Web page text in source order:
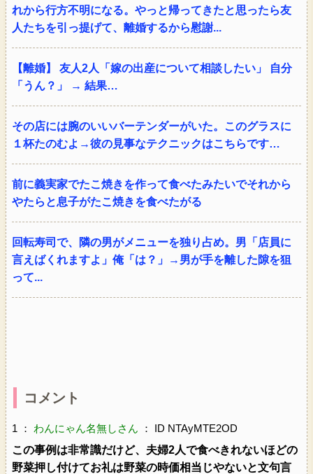
れから行方不明になる。やっと帰ってきたと思ったら友
人たちを引っ提げて、離婚するから慰謝...
【離婚】 友人2人「嫁の出産について相談したい」 自分
「うん？」 → 結果…
その店には腕のいいバーテンダーがいた。このグラスに
１杯たのむよ→彼の見事なテクニックはこちらです…
前に義実家でたこ焼きを作って食べたみたいでそれから
やたらと息子がたこ焼きを食べたがる
回転寿司で、隣の男がメニューを独り占め。男「店員に
言えばくれますよ」俺「は？」→男が手を離した隙を狙
って...
コメント
1 ： わんにゃん名無しさん ： ID NTAyMTE2OD
この事例は非常識だけど、夫婦2人で食べきれないほどの
野菜押し付けてお礼は野菜の時価相当じやないと文句言